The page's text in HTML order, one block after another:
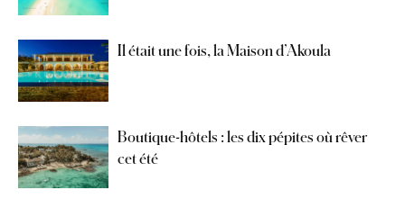
Il était une fois, la Maison d’Akoula
Boutique-hôtels : les dix pépites où rêver
cet été